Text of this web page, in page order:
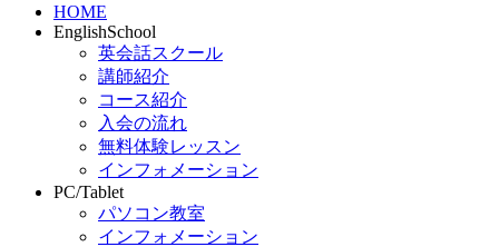
HOME
EnglishSchool
英会話スクール
講師紹介
コース紹介
入会の流れ
無料体験レッスン
インフォメーション
PC/Tablet
パソコン教室
インフォメーション